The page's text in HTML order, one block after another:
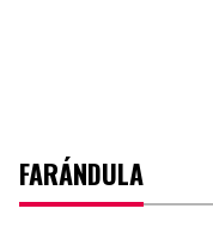
FARÁNDULA